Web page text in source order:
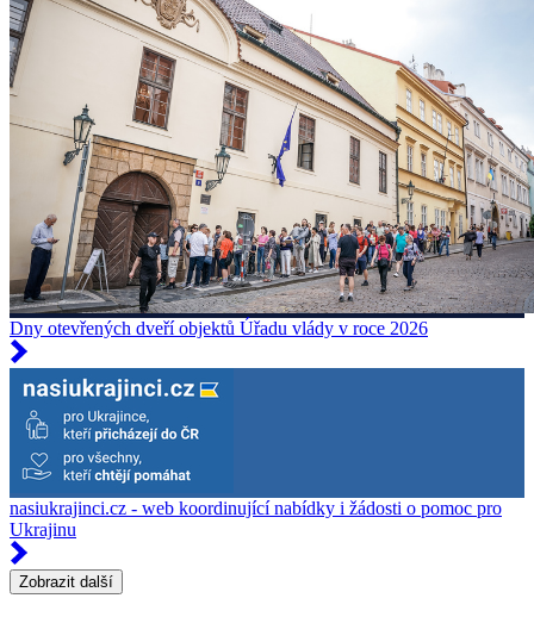
Dny otevřených dveří objektů Úřadu vlády v roce 2026
nasiukrajinci.cz - web koordinující nabídky i žádosti o pomoc pro
Ukrajinu
Zobrazit další